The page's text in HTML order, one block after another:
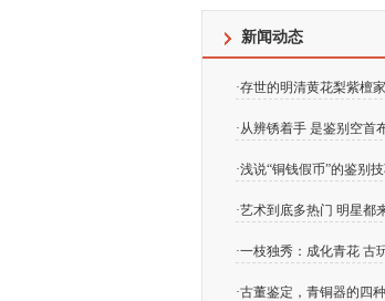
首页 关于世家
新闻动态
·存世的明清黄花梨紫檀
·从辨锈着手 是鉴别空首
·浅说“铜钱假币”的鉴别
·艺术到底多热门 明星都
·一枝独秀：成化青花 古
·古董鉴定，青铜器的四